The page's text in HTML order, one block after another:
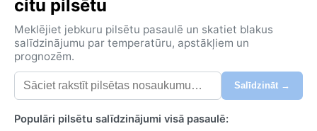
citu pilsētu
Meklējiet jebkuru pilsētu pasaulē un skatiet blakus
salīdzinājumu par temperatūru, apstākļiem un
prognozēm.
Salīdzināt →
Populāri pilsētu salīdzinājumi visā pasaulē: